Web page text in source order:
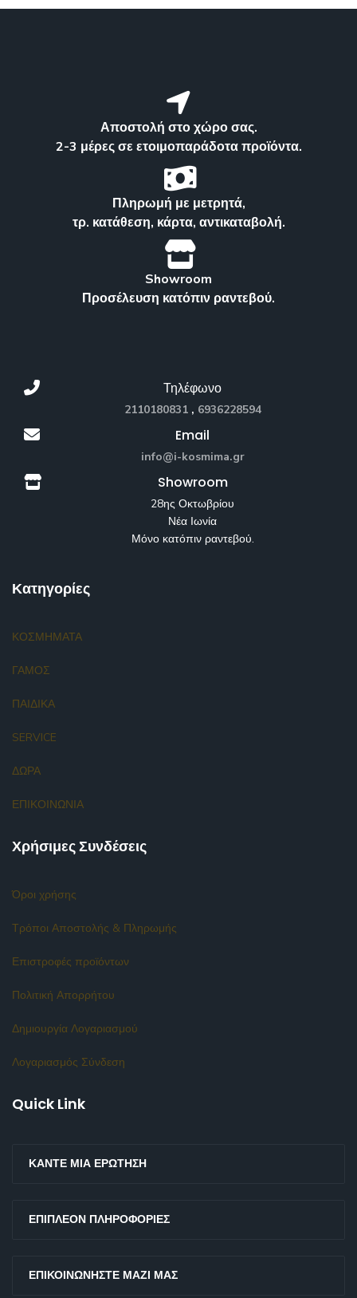
Αποστολή στο χώρο σας.
2-3 μέρες σε ετοιμοπαράδοτα προϊόντα.
Πληρωμή με μετρητά,
τρ. κατάθεση, κάρτα, αντικαταβολή.
Showroom
Προσέλευση κατόπιν ραντεβού.
Τηλέφωνο
2110180831, 6936228594
Email
info@i-kosmima.gr
Showroom
28ης Οκτωβρίου
Νέα Ιωνία
Μόνο κατόπιν ραντεβού.
Κατηγορίες
ΚΟΣΜΗΜΑΤΑ
ΓΑΜΟΣ
ΠΑΙΔΙΚΑ
SERVICE
ΔΩΡΑ
ΕΠΙΚΟΙΝΩΝΙΑ
Χρήσιμες Συνδέσεις
Όροι χρήσης
Τρόποι Αποστολής & Πληρωμής
Επιστροφές προϊόντων
Πολιτική Απορρήτου
Δημιουργία Λογαριασμού
Λογαριασμός Σύνδεση
Quick Link
ΚΆΝΤΕ ΜΙΑ ΕΡΏΤΗΣΗ
ΕΠΙΠΛΈΟΝ ΠΛΗΡΟΦΟΡΊΕΣ
ΕΠΙΚΟΙΝΩΝΉΣΤΕ ΜΑΖΊ ΜΑΣ